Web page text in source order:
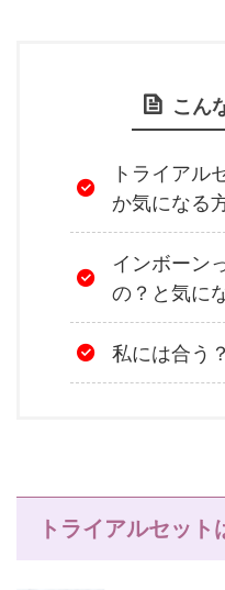
こん
トライアル
か気になる
インボーン
の？と気に
私には合う
トライアルセッ